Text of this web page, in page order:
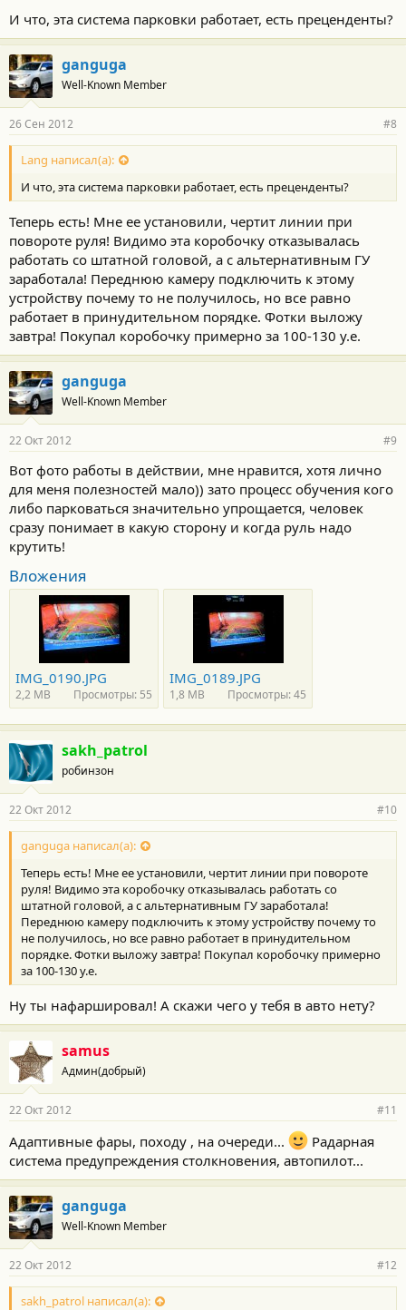
И что, эта система парковки работает, есть преценденты?
ganguga
Well-Known Member
26 Сен 2012 #8
Lang написал(а):
И что, эта система парковки работает, есть преценденты?
Теперь есть! Мне ее установили, чертит линии при
повороте руля! Видимо эта коробочку отказывалась
работать со штатной головой, а с альтернативным ГУ
заработала! Переднюю камеру подключить к этому
устройству почему то не получилось, но все равно
работает в принудительном порядке. Фотки выложу
завтра! Покупал коробочку примерно за 100-130 у.е.
ganguga
Well-Known Member
22 Окт 2012 #9
Вот фото работы в действии, мне нравится, хотя лично
для меня полезностей мало)) зато процесс обучения кого
либо парковаться значительно упрощается, человек
сразу понимает в какую сторону и когда руль надо
крутить!
Вложения
IMG_0190.JPG
2,2 MB Просмотры: 55
IMG_0189.JPG
1,8 MB Просмотры: 45
sakh_patrol
робинзон
22 Окт 2012 #10
ganguga написал(а):
Теперь есть! Мне ее установили, чертит линии при повороте
руля! Видимо эта коробочку отказывалась работать со
штатной головой, а с альтернативным ГУ заработала!
Переднюю камеру подключить к этому устройству почему то
не получилось, но все равно работает в принудительном
порядке. Фотки выложу завтра! Покупал коробочку примерно
за 100-130 у.е.
Ну ты нафаршировал! А скажи чего у тебя в авто нету?
samus
Админ(добрый)
22 Окт 2012 #11
Адаптивные фары, походу , на очереди...
Радарная
система предупреждения столкновения, автопилот...
ganguga
Well-Known Member
22 Окт 2012 #12
sakh_patrol написал(а):